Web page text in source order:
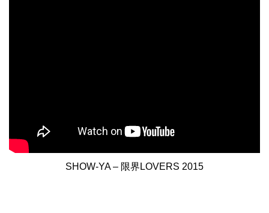
SHOW-YA – 限界LOVERS 2015